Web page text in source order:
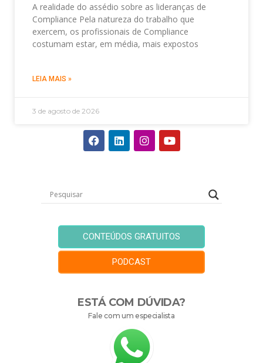
A realidade do assédio sobre as lideranças de
Compliance Pela natureza do trabalho que
exercem, os profissionais de Compliance
costumam estar, em média, mais expostos
LEIA MAIS »
3 de agosto de 2026
CONTEÚDOS GRATUITOS
PODCAST
ESTÁ COM DÚVIDA?
Fale com um especialista